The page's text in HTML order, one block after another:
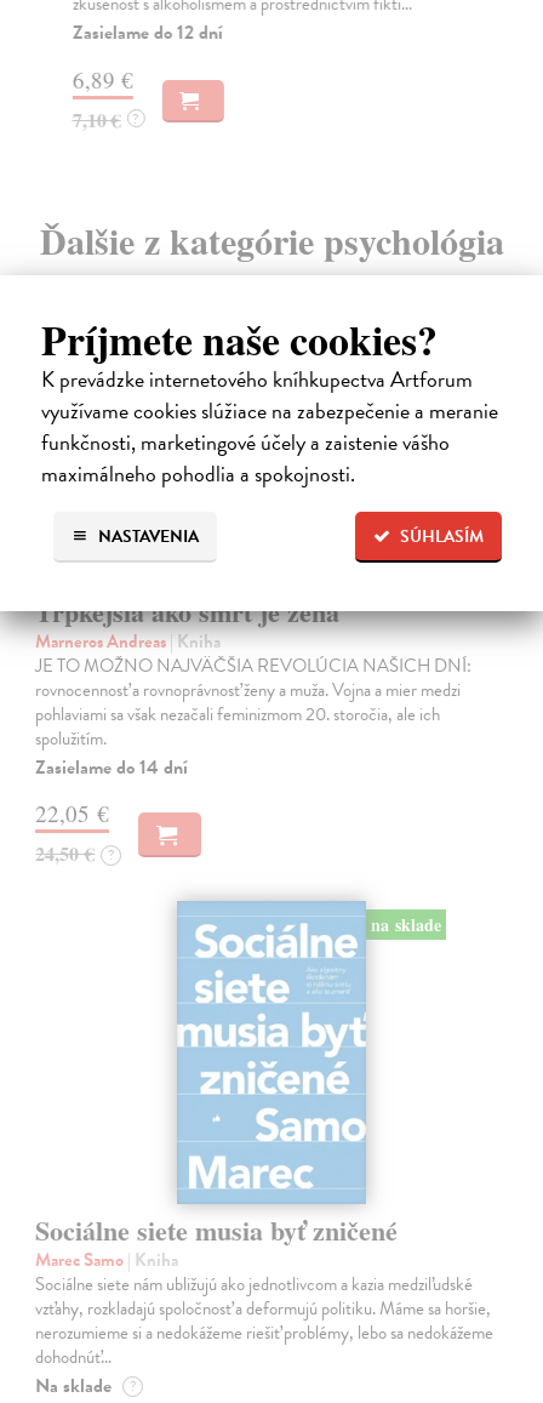
Príjmete naše cookies?
K prevádzke internetového kníhkupectva Artforum
využívame cookies slúžiace na zabezpečenie a meranie
funkčnosti, marketingové účely a zaistenie vášho
maximálneho pohodlia a spokojnosti.
SÚHLASÍM
NASTAVENIA
Zasielame do 12 dní
6,89 €
7,10 € ?
Ďalšie z kategórie psychológia
Trpkejšia ako smrť je žena
Marneros Andreas| Kniha
JE TO MOŽNO NAJVÄČŠIA REVOLÚCIA NAŠICH DNÍ:
rovnocennosť a rovnoprávnosť ženy a muža. Vojna a mier medzi
pohlaviami sa však nezačali feminizmom 20. storočia, ale ich
spolužitím.
Zasielame do 14 dní
22,05 €
24,50 € ?
na sklade
Sociálne siete musia byť zničené
Marec Samo| Kniha
Sociálne siete nám ubližujú ako jednotlivcom a kazia medziľudské
vzťahy, rozkladajú spoločnosť a deformujú politiku. Máme sa horšie,
nerozumieme si a nedokážeme riešiť problémy, lebo sa nedokážeme
dohodnúť…
Na sklade ?